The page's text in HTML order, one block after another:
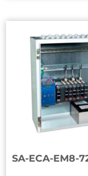
SA-ECA-EM8-